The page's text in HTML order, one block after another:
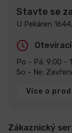
Stavte se
U Pekáren
Po - Pá: 9:00 -
So - Ne:
Více o
Zákaznický